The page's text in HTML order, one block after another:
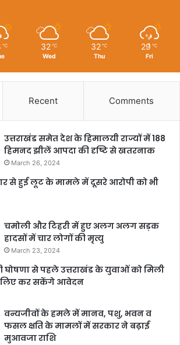
℃ 32 ℃
Wed
32 ℃
Thu
29 ℃
Fri
Recent Comments
उत्तराखंड समेत देश के हिमालयी राज्यों में 188
हिमनद झीलें आपदा की दृष्टि से खतरनाक
March 26, 2024
से हुई लूट के मामले में दूसरे आरोपी को भी
चमोली और टिहरी में हुए अलग अलग सड़क
हादसों में चार लोगों की मृत्यु
March 23, 2024
से पहले उत्तराखंड के युवाओं को मिली
लिए कर सकेंगे आवेदन
वन्यजीवों के हमले में मानव, पशु, भवन व
फसल क्षति के मामलों में सरकार ने बढ़ाई
मुआवजा राशि